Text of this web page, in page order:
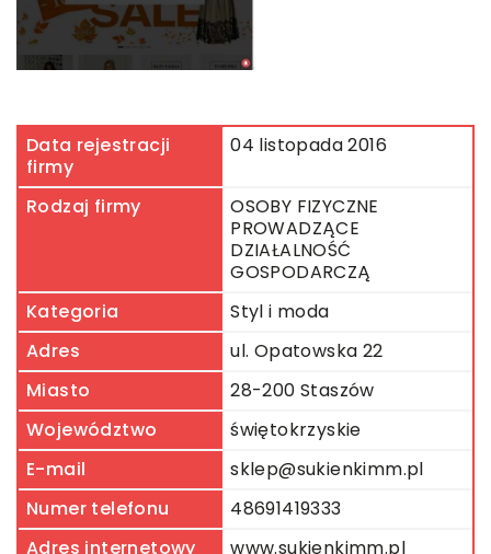
Data rejestracji
firmy
04 listopada 2016
Rodzaj firmy
OSOBY FIZYCZNE
PROWADZĄCE
DZIAŁALNOŚĆ
GOSPODARCZĄ
Kategoria
Styl i moda
Adres
ul. Opatowska 22
Miasto
28-200 Staszów
Województwo
świętokrzyskie
E-mail
sklep@sukienkimm.pl
Numer telefonu
48691419333
Adres internetowy
www.sukienkimm.pl